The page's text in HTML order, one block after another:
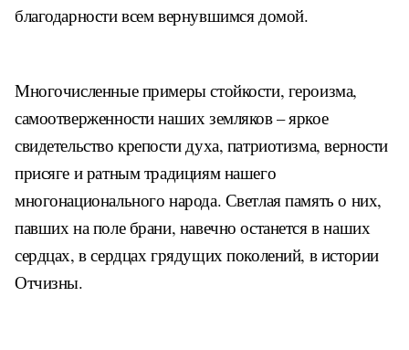
благодарности всем вернувшимся домой.
Многочисленные примеры стойкости, героизма,
самоотверженности наших земляков – яркое
свидетельство крепости духа, патриотизма, верности
присяге и ратным традициям нашего
многонационального народа. Светлая память о них,
павших на поле брани, навечно останется в наших
сердцах, в сердцах грядущих поколений, в истории
Отчизны.